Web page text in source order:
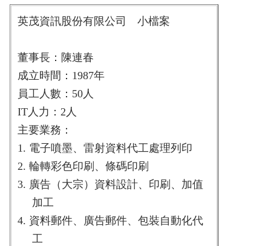
英茂資訊股份有限公司 小檔案
董事長：陳連春
成立時間： 1987年
員工人數： 50人
IT人力： 2 人
主要業務：
1. 電子噴墨、雷射資料代工處理列印
2. 輪轉彩色印刷、條碼印刷
3. 廣告（大宗）資料設計、印刷、加值
加工
4. 資料郵件、廣告郵件、包裝自動化代
工